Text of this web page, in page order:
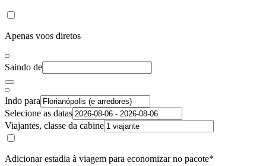
Apenas voos diretos
Saindo de
Indo para
Selecione as datas
Viajantes, classe da cabine
Adicionar estadia à viagem para economizar no pacote*